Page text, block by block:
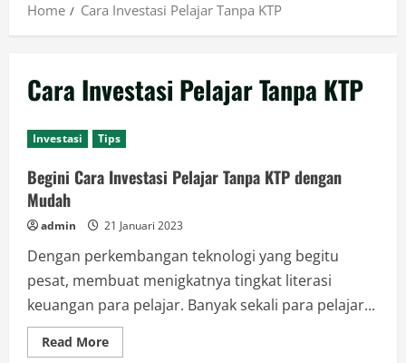
Home
Cara Investasi Pelajar Tanpa KTP
Cara Investasi Pelajar Tanpa KTP
Investasi Tips
Begini Cara Investasi Pelajar Tanpa KTP dengan
Mudah
admin 21 Januari 2023
Dengan perkembangan teknologi yang begitu
pesat, membuat menigkatnya tingkat literasi
keuangan para pelajar. Banyak sekali para pelajar...
Read MoreRead
more